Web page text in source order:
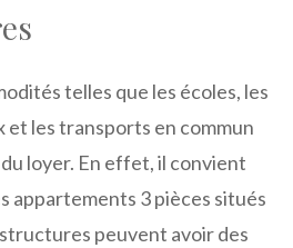
telles que les écoles, les
et les transports en commun
loyer. En effet, il convient
appartements 3 pièces situés
peuvent avoir des